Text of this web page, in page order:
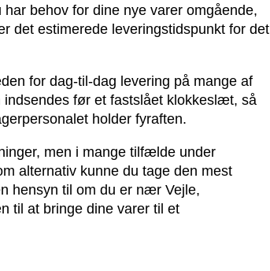
behov for dine nye varer omgående,
det estimerede leveringstidspunkt for det
for dag-til-dag levering på mange af
før et fastslået klokkeslæt, så
holder fyraften.
men i mange tilfælde under
alternativ kunne du tage den mest
hensyn til om du er nær Vejle,
til at bringe dine varer til et